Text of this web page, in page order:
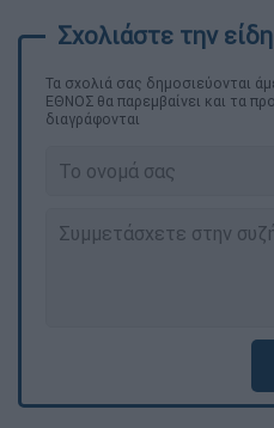
Τα σχολιά σας δημοσιεύονται
ΕΘΝΟΣ θα παρεμβαίνει και τα
διαγράφονται